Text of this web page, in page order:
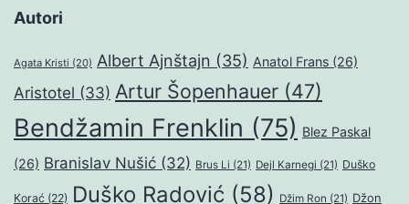
Autori
Agata Kristi (20) Albert Ajnštajn (35) Anatol Frans (26)
Aristotel (33) Artur Šopenhauer (47)
Bendžamin Frenklin (75) Blez Paskal
(26) Branislav Nušić (32) Brus Li (21) Dejl Karnegi (21) Duško
Korać (22) Duško Radović (58) Džim Ron (21) Džon